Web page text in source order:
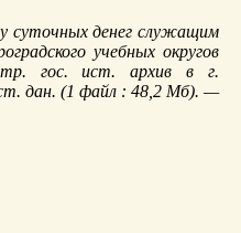
суточных денег служащим
учебных округов
гос. ист. архив в г.
дан. (1 файл : 48,2 Мб). —